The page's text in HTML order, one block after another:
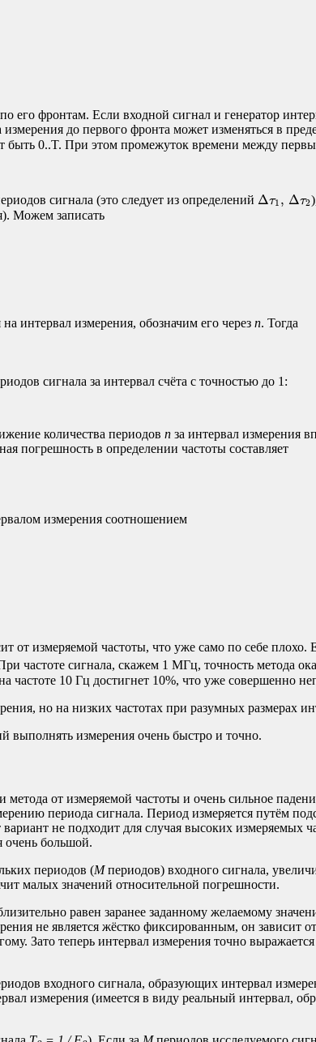
фронтам. Если входной сигнал и генератор
измерения до первого фронта может изменяться в
быть 0..T. При этом промежуток времени между
сигнала (это следует из определений Δτ1 , Δτ2
Δ τ2
Можем записать
интервал измерения, обозначим его черезn. Тогда
сигнала за интервал счёта с точностью до 1:
количества периодов n за интервал измерения
погрешность в определении частоты составляет
измерения соотношением
от измеряемой частоты, что уже само по себе
частоте сигнала, скажем 1 МГц, точность метода
частоте 10 Гц достигнет 10%, что уже совершенно
но на низких частотах при разумных размерах
выполнять измерения очень быстро и точно.
от измеряемой частоты и очень сильное
периода сигнала. Период измеряется путём
не подходит для случая высоких измеряемых
очень большой.
периодов (Mпериодов) входного сигнала,
малых значений относительной погрешности.
равен заранее заданному желаемому
не является жёстко фиксированным, он зависит
Зато теперь интервал измерения точно
входного сигнала, образующих интервал
измерения (имеется в виду реальный интервал,